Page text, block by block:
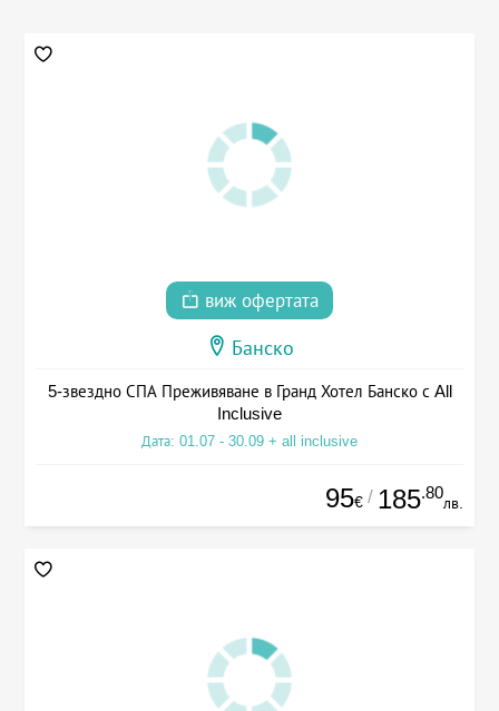
виж офертата
Банско
5-звездно СПА Преживяване в Гранд Хотел Банско с All
Inclusive
Дата: 01.07 - 30.09 + all inclusive
95€ / 185.80
лв.